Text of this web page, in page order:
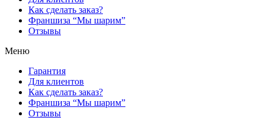
Как сделать заказ?
Франшиза “Мы шарим”
Отзывы
Меню
Гарантия
Для клиентов
Как сделать заказ?
Франшиза “Мы шарим”
Отзывы